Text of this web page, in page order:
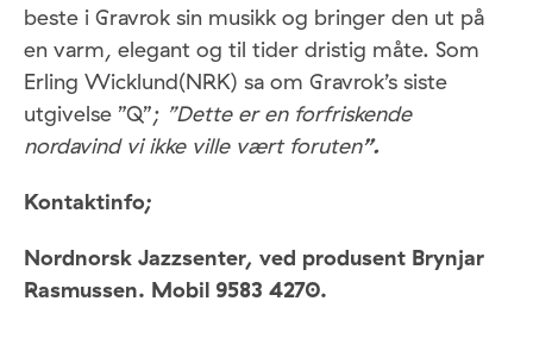
beste i Gravrok sin musikk og bringer den ut på
en varm, elegant og til tider dristig måte. Som
Erling Wicklund(NRK) sa om Gravrok’s siste
utgivelse ”Q”; ”Dette er en forfriskende
nordavind vi ikke ville vært foruten”.
Kontaktinfo;
Nordnorsk Jazzsenter, ved produsent Brynjar
Rasmussen. Mobil 9583 4270.